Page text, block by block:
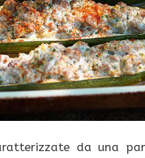
da una